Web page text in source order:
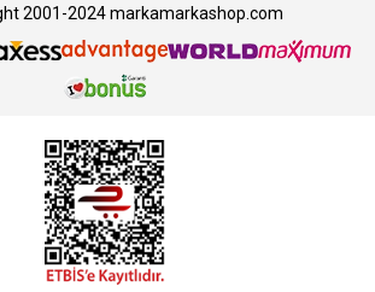
2001-2024 markamarkashop.com